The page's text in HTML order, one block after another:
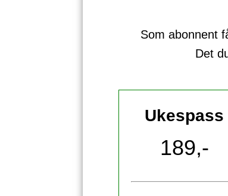
Som abonnent
Det
Ukespass
189,-